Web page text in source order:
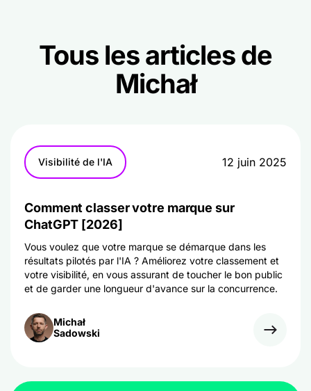
Tous les articles de
Michał
Visibilité de l'IA 12 juin 2025
Comment classer votre marque sur
ChatGPT [2026]
Vous voulez que votre marque se démarque dans les
résultats pilotés par l'IA ? Améliorez votre classement et
votre visibilité, en vous assurant de toucher le bon public
et de garder une longueur d'avance sur la concurrence.
Michał
Sadowski